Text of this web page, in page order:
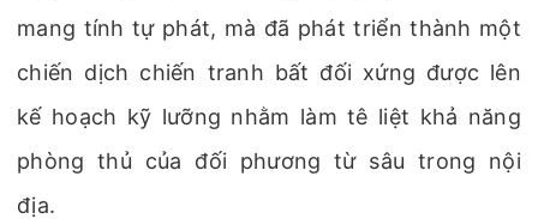
mang tính tự phát, mà đã phát triển thành một
chiến dịch chiến tranh bất đối xứng được lên
kế hoạch kỹ lưỡng nhằm làm tê liệt khả năng
phòng thủ của đối phương từ sâu trong nội
địa.